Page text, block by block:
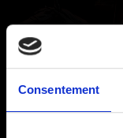
Consentement